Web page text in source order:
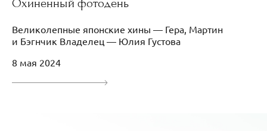
Охиненный фотодень
Великолепные японские хины — Гера, Мартин
и Бэгнчик Владелец — Юлия Густова
8 мая 2024